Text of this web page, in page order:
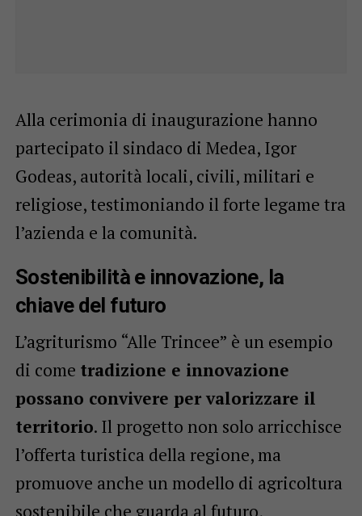
Alla cerimonia di inaugurazione hanno
partecipato il sindaco di Medea, Igor
Godeas, autorità locali, civili, militari e
religiose, testimoniando il forte legame tra
l’azienda e la comunità.
Sostenibilità e innovazione, la
chiave del futuro
L’agriturismo “Alle Trincee” è un esempio
di come tradizione e innovazione
possano convivere per valorizzare il
territorio. Il progetto non solo arricchisce
l’offerta turistica della regione, ma
promuove anche un modello di agricoltura
sostenibile che guarda al futuro,